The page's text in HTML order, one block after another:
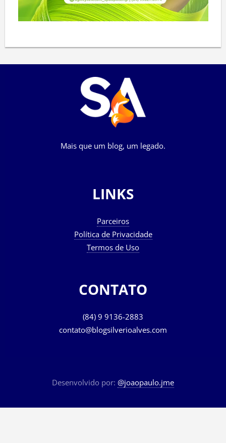
Mais que um blog, um legado.
LINKS
Parceiros
Política de Privacidade
Termos de Uso
CONTATO
(84) 9 9136-2883
contato@blogsilverioalves.com
Desenvolvido por: @joaopaulo.jme